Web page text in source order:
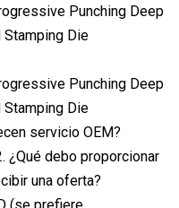
servicio OEM?
¿Qué debo proporcionar
una oferta?
(se prefiere